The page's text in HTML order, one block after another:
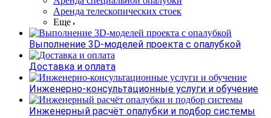
Аренда телескопических стоек
Еще
Выполнение 3D-моделей проекта с опалубкой
Доставка и оплата
Инженерно-консультационные услуги и обучение
Инженерный расчёт опалубки и подбор системы